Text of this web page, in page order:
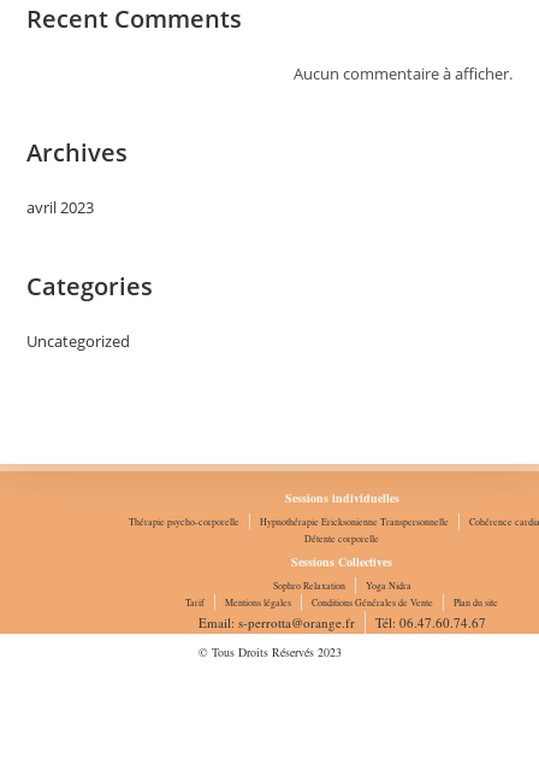
Recent Comments
Aucun commentaire à afficher.
Archives
avril 2023
Categories
Uncategorized
Sessions individuelles
Thérapie psycho-corporelle Hypnothérapie Ericksonienne Transpersonnelle
Cohérence
Détente corporelle
Sessions Collectives
Sophro Relaxation
Yoga Nidra
Tarif
Mentions légales Conditions Générales de Vente Plan du site
Email: s-perrotta@orange.fr Tél: 06.47.60.74.67
© Tous Droits Réservés 2023